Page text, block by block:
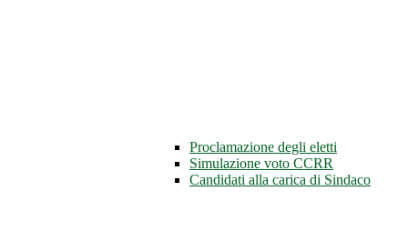
Proclamazione degli eletti
Simulazione voto CCRR
Candidati alla carica di Sindaco